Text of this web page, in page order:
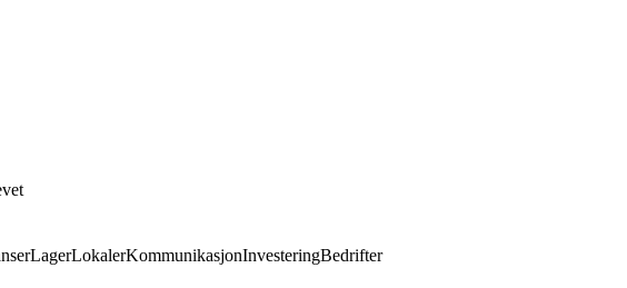
LagerLokalerKommunikasjonInvesteringBedrifter